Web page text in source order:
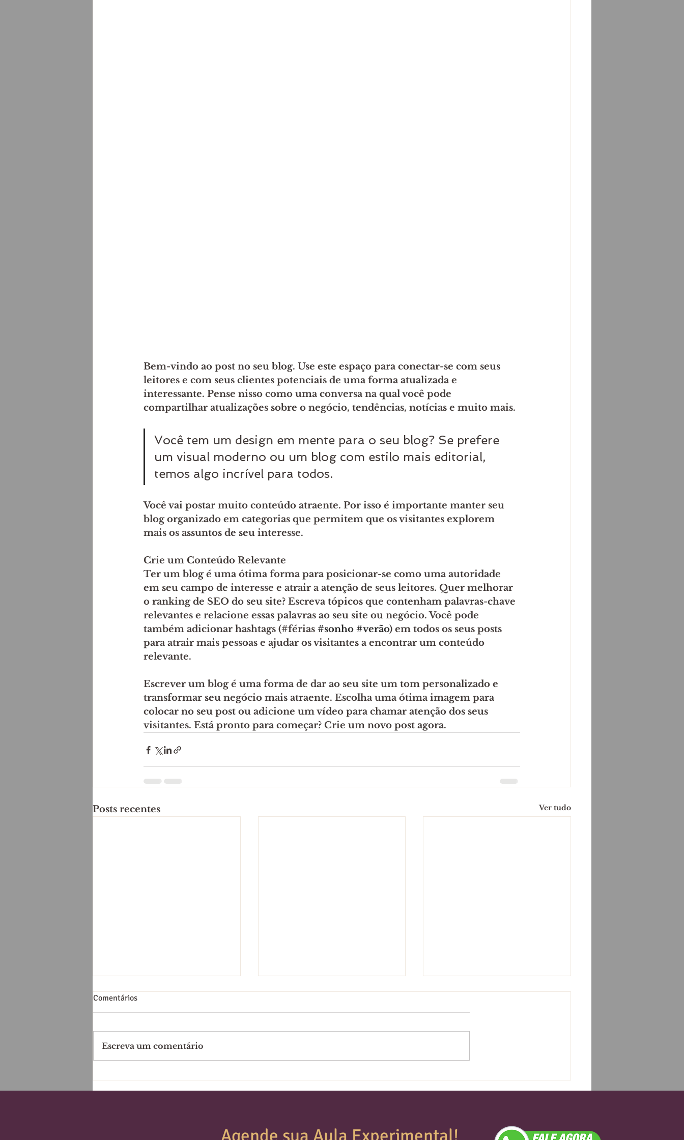
Bem-vindo ao post no seu blog. Use este espaço para conectar-se com seus
leitores e com seus clientes potenciais de uma forma atualizada e
interessante. Pense nisso como uma conversa na qual você pode
compartilhar atualizações sobre o negócio, tendências, notícias e muito mais.
Você tem um design em mente para o seu blog? Se prefere
um visual moderno ou um blog com estilo mais editorial,
temos algo incrível para todos.
Você vai postar muito conteúdo atraente. Por isso é importante manter seu
blog organizado em categorias que permitem que os visitantes explorem
mais os assuntos de seu interesse.
Crie um Conteúdo Relevante
Ter um blog é uma ótima forma para posicionar-se como uma autoridade
em seu campo de interesse e atrair a atenção de seus leitores. Quer melhorar
o ranking de SEO do seu site? Escreva tópicos que contenham palavras-chave
relevantes e relacione essas palavras ao seu site ou negócio. Você pode
também adicionar hashtags (#férias #sonho #verão) em todos os seus posts
para atrair mais pessoas e ajudar os visitantes a encontrar um conteúdo
relevante.
Escrever um blog é uma forma de dar ao seu site um tom personalizado e
transformar seu negócio mais atraente. Escolha uma ótima imagem para
colocar no seu post ou adicione um vídeo para chamar atenção dos seus
visitantes. Está pronto para começar? Crie um novo post agora.
Posts recentes Ver tudo
Comentários
Escreva um comentário
Agende sua Aula Experimental!